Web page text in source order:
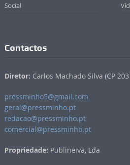
Social
Contactos
Diretor: Carlos Machado Silva (CP
pressminho5@gmail.com
geral@pressminho.pt
redacao@pressminho.pt
comercial@pressminho.pt
Propriedade: Publineiva, Lda